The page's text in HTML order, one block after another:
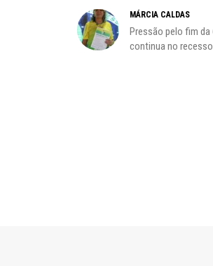
MÁRCIA CALDAS
Pressão pelo fim da
continua no recesso...